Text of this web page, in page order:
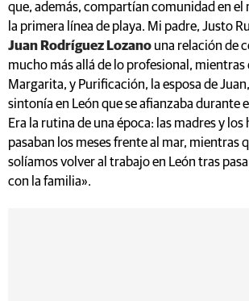
que, además, compartían comunidad en el
la primera línea de playa. Mi padre, Justo
Juan Rodríguez Lozano una relación de
mucho más allá de lo profesional, mientras
Margarita, y Purificación, la esposa de
sintonía en León que se afianzaba durante
Era la rutina de una época: las madres y
pasaban los meses frente al mar, mientras
solíamos volver al trabajo en León tras
con la familia».